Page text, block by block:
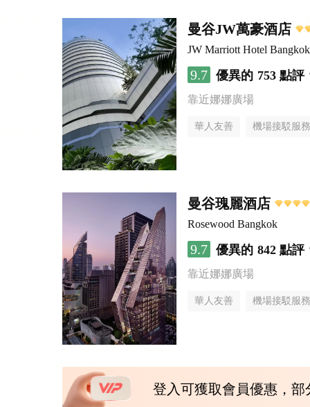
曼谷JW萬豪酒店
JW Marriott Hotel Bangkok
9.7 優異的 753 點評
靠近娜娜廣場
華人友善 機場接駁服務
曼谷瑰麗酒店
Rosewood Bangkok
9.7 優異的 842 點評
靠近娜娜廣場
華人友善 機場接駁服務
登入可獲取會員優惠，